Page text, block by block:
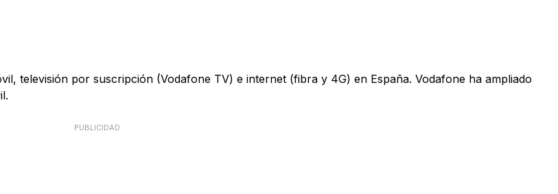
televisión por suscripción (Vodafone TV) e internet (fibra y 4G) en España. Vodafone ha ampliado
PUBLICIDAD